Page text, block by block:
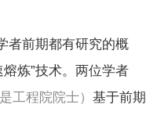
者前期都有研究的概
炼”技术。两位学者
工程院院士） 基于前期